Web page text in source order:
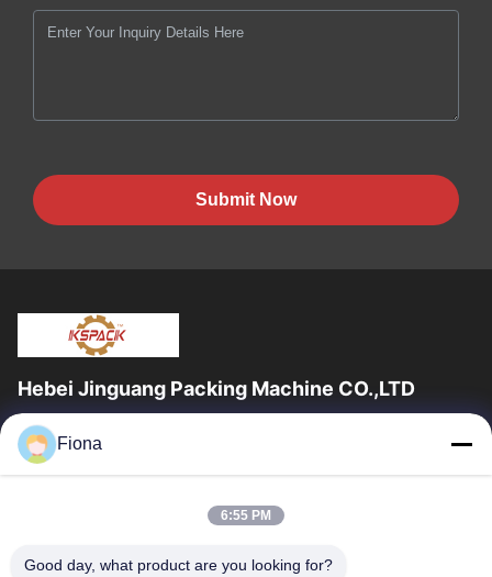
Submit Now
Hebei Jinguang Packing Machine CO.,LTD
জিনগুয়াং প্যাকিং মেশিন কো লিমিটেড হ'ল একটি পেশাদার professionalেউখেলানযুক্ত
শক্ত কাগজ মুদ্রণ সরঞ্জাম এবং দশ বছরেরও বেশি সময় ধরে শক্ত কাগজ...
দ্রুত লিঙ্ক
পণ্য
আমাদের সম্পর্কে
কারখানা ভ্রমণ
Fiona
6:55 PM
Good day, what product are you looking for?